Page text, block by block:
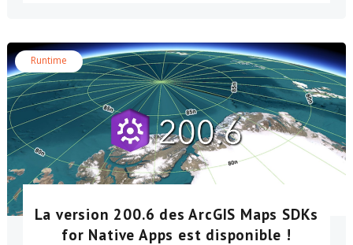
Runtime
La version 200.6 des ArcGIS Maps SDKs
for Native Apps est disponible !